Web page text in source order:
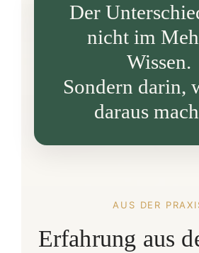
Der
nicht im
Wissen.
Sondern darin,
daraus
AUS DER
Erfahrung aus